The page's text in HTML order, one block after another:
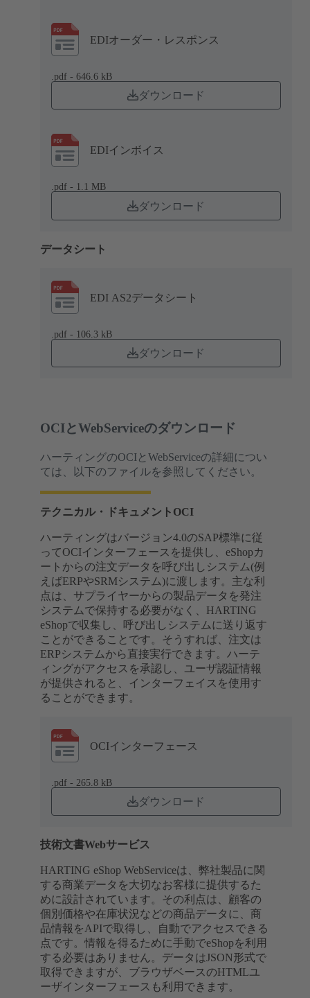
EDIオーダー・レスポンス
.pdf - 646.6 kB
ダウンロード
EDIインボイス
.pdf - 1.1 MB
ダウンロード
データシート
EDI AS2データシート
.pdf - 106.3 kB
ダウンロード
OCIとWebServiceのダウンロード
ハーティングのOCIとWebServiceの詳細につい
ては、以下のファイルを参照してください。
テクニカル・ドキュメントOCI
ハーティングはバージョン4.0のSAP標準に従
ってOCIインターフェースを提供し、eShopカ
ートからの注文データを呼び出しシステム(例
えばERPやSRMシステム)に渡します。主な利
点は、サプライヤーからの製品データを発注
システムで保持する必要がなく、HARTING
eShopで収集し、呼び出しシステムに送り返す
ことができることです。そうすれば、注文は
ERPシステムから直接実行できます。ハーテ
ィングがアクセスを承認し、ユーザ認証情報
が提供されると、インターフェイスを使用す
ることができます。
OCIインターフェース
.pdf - 265.8 kB
ダウンロード
技術文書Webサービス
HARTING eShop WebServiceは、弊社製品に関
する商業データを大切なお客様に提供するた
めに設計されています。その利点は、顧客の
個別価格や在庫状況などの商品データに、商
品情報をAPIで取得し、自動でアクセスできる
点です。情報を得るために手動でeShopを利用
する必要はありません。データはJSON形式で
取得できますが、ブラウザベースのHTMLユ
ーザインターフェースも利用できます。